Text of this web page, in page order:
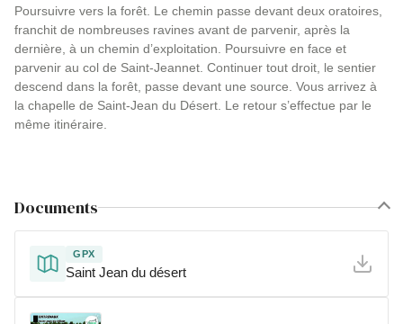
Poursuivre vers la forêt. Le chemin passe devant deux oratoires,
franchit de nombreuses ravines avant de parvenir, après la
dernière, à un chemin d’exploitation. Poursuivre en face et
parvenir au col de Saint-Jeannet. Continuer tout droit, le sentier
descend dans la forêt, passe devant une source. Vous arrivez à
la chapelle de Saint-Jean du Désert. Le retour s’effectue par le
même itinéraire.
Documents
GPX
Saint Jean du désert